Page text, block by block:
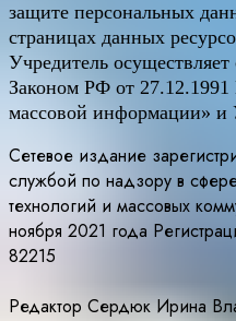
защите персональных
страницах данных
Учредитель
Законом РФ от
массовой информации» и
Сетевое издание
службой по надзору в
технологий и массовых
ноября 2021 года
82215
Редактор Сердюк Ирина